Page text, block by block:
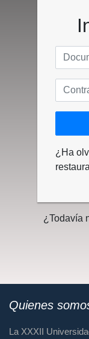
¿Ha
¿Todavía
Quienes
La XXXII